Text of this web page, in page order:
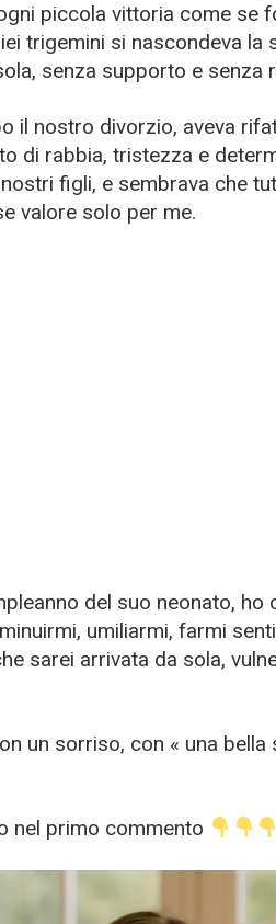
piccola vittoria come se
trigemini si nascondeva la
senza supporto e senza
il nostro divorzio, aveva
di rabbia, tristezza e
figli, e sembrava che
valore solo per me.
del suo neonato, ho
umiliarmi, farmi
sarei arrivata da sola,
un sorriso, con « una bella
nel primo commento